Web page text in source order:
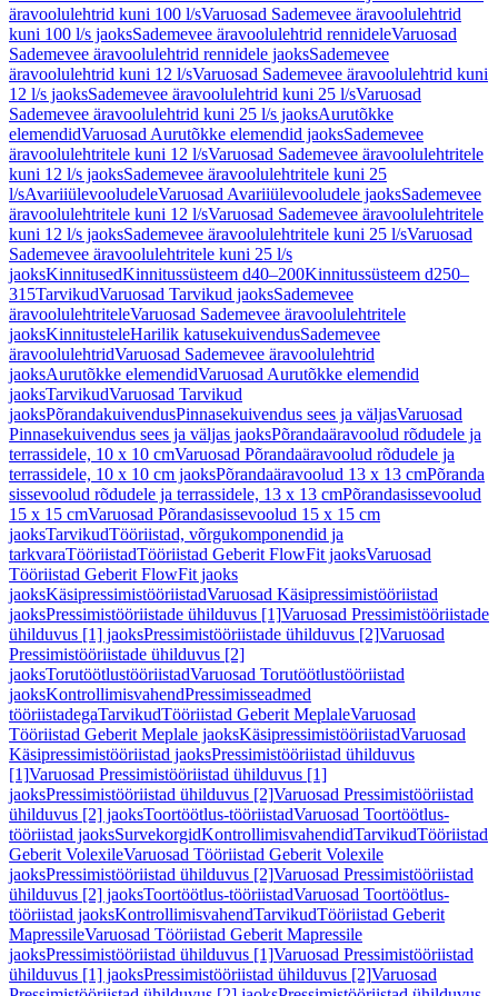
äravoolulehtrid kuni 100 l/sVaruosad Sademevee äravoolulehtrid
kuni 100 l/s jaoksSademevee äravoolulehtrid rennideleVaruosad
Sademevee äravoolulehtrid rennidele jaoksSademevee
äravoolulehtrid kuni 12 l/sVaruosad Sademevee äravoolulehtrid kuni
12 l/s jaoksSademevee äravoolulehtrid kuni 25 l/sVaruosad
Sademevee äravoolulehtrid kuni 25 l/s jaoksAurutõkke
elemendidVaruosad Aurutõkke elemendid jaoksSademevee
äravoolulehtritele kuni 12 l/sVaruosad Sademevee äravoolulehtritele
kuni 12 l/s jaoksSademevee äravoolulehtritele kuni 25
l/sAvariiülevooludeleVaruosad Avariiülevooludele jaoksSademevee
äravoolulehtritele kuni 12 l/sVaruosad Sademevee äravoolulehtritele
kuni 12 l/s jaoksSademevee äravoolulehtritele kuni 25 l/sVaruosad
Sademevee äravoolulehtritele kuni 25 l/s
jaoksKinnitusedKinnitussüsteem d40–200Kinnitussüsteem d250–
315TarvikudVaruosad Tarvikud jaoksSademevee
äravoolulehtriteleVaruosad Sademevee äravoolulehtritele
jaoksKinnitusteleHarilik katusekuivendusSademevee
äravoolulehtridVaruosad Sademevee äravoolulehtrid
jaoksAurutõkke elemendidVaruosad Aurutõkke elemendid
jaoksTarvikudVaruosad Tarvikud
jaoksPõrandakuivendusPinnasekuivendus sees ja väljasVaruosad
Pinnasekuivendus sees ja väljas jaoksPõrandaäravoolud rõdudele ja
terrassidele, 10 x 10 cmVaruosad Põrandaäravoolud rõdudele ja
terrassidele, 10 x 10 cm jaoksPõrandaäravoolud 13 x 13 cmPõranda
sissevoolud rõdudele ja terrassidele, 13 x 13 cmPõrandasissevoolud
15 x 15 cmVaruosad Põrandasissevoolud 15 x 15 cm
jaoksTarvikudTööriistad, võrgukomponendid ja
tarkvaraTööriistadTööriistad Geberit FlowFit jaoksVaruosad
Tööriistad Geberit FlowFit jaoks
jaoksKäsipressimistööriistadVaruosad Käsipressimistööriistad
jaoksPressimistööriistade ühilduvus [1]Varuosad Pressimistööriistade
ühilduvus [1] jaoksPressimistööriistade ühilduvus [2]Varuosad
Pressimistööriistade ühilduvus [2]
jaoksTorutöötlustööriistadVaruosad Torutöötlustööriistad
jaoksKontrollimisvahendPressimisseadmed
tööriistadegaTarvikudTööriistad Geberit MeplaleVaruosad
Tööriistad Geberit Meplale jaoksKäsipressimistööriistadVaruosad
Käsipressimistööriistad jaoksPressimistööriistad ühilduvus
[1]Varuosad Pressimistööriistad ühilduvus [1]
jaoksPressimistööriistad ühilduvus [2]Varuosad Pressimistööriistad
ühilduvus [2] jaoksToortöötlus-tööriistadVaruosad Toortöötlus-
tööriistad jaoksSurvekorgidKontrollimisvahendidTarvikudTööriistad
Geberit VolexileVaruosad Tööriistad Geberit Volexile
jaoksPressimistööriistad ühilduvus [2]Varuosad Pressimistööriistad
ühilduvus [2] jaoksToortöötlus-tööriistadVaruosad Toortöötlus-
tööriistad jaoksKontrollimisvahendTarvikudTööriistad Geberit
MapressileVaruosad Tööriistad Geberit Mapressile
jaoksPressimistööriistad ühilduvus [1]Varuosad Pressimistööriistad
ühilduvus [1] jaoksPressimistööriistad ühilduvus [2]Varuosad